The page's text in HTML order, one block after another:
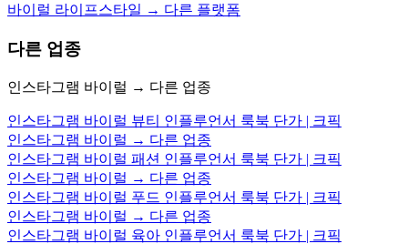
바이럴 라이프스타일 → 다른 플랫폼
다른 업종
인스타그램 바이럴 → 다른 업종
인스타그램 바이럴 뷰티 인플루언서 룩북 단가 | 크픽
인스타그램 바이럴 → 다른 업종
인스타그램 바이럴 패션 인플루언서 룩북 단가 | 크픽
인스타그램 바이럴 → 다른 업종
인스타그램 바이럴 푸드 인플루언서 룩북 단가 | 크픽
인스타그램 바이럴 → 다른 업종
인스타그램 바이럴 육아 인플루언서 룩북 단가 | 크픽